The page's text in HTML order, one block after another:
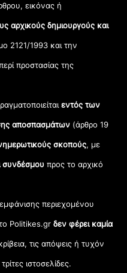
εικόνας ή
αρχικούς δημιουργούς και
2121/1993 και την
προστασίας της
εντός των
αποσπασμάτων (άρθρο 19
σκοπούς, με
συνδέσμου προς το αρχικό
περιεχομένου
Politikes.grδεν φέρει καμία
τις απόψεις ή τυχόν
ιστοσελίδες.